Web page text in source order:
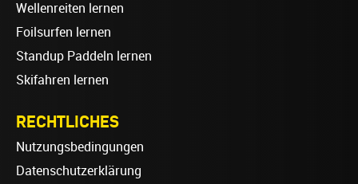
Wellenreiten lernen
Foilsurfen lernen
Standup Paddeln lernen
Skifahren lernen
RECHTLICHES
Nutzungsbedingungen
Datenschutzerklärung